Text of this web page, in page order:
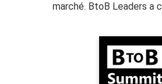
marché. BtoB Leaders a